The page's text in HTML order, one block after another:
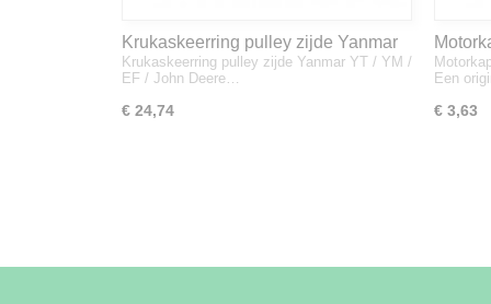
Krukaskeerring pulley zijde Yanmar
YT / YM / EF / John Deere - 119934-
01800
Krukaskeerring pulley zijde Yanmar YT / YM /
EF / John Deere…
€ 24,74
Een
€ 3,63